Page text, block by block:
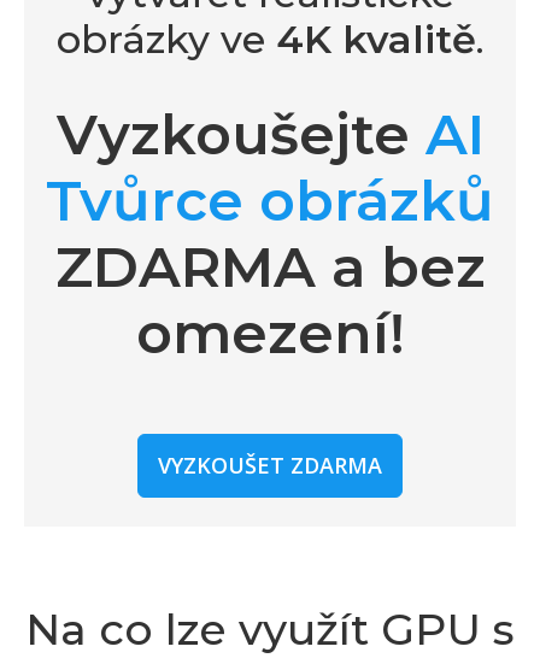
obrázky ve 4K kvalitě.
Vyzkoušejte AI
Tvůrce obrázků
ZDARMA a bez
omezení!
VYZKOUŠET ZDARMA
Na co lze využít GPU s